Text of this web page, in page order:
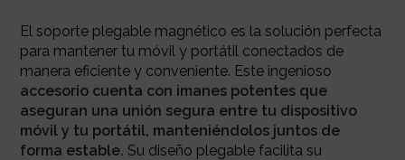
El soporte plegable magnético es la solución perfecta
para mantener tu móvil y portátil conectados de
manera eficiente y conveniente. Este ingenioso
accesorio cuenta con imanes potentes que
aseguran una unión segura entre tu dispositivo
móvil y tu portátil, manteniéndolos juntos de
forma estable. Su diseño plegable facilita su